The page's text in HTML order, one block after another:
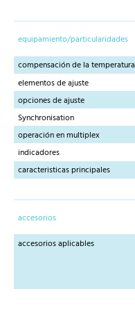
equipamiento/particularidades
compensación de la temperatura
elementos de ajuste
opciones de ajuste
Synchronisation
operación en multiplex
indicadores
caracteristicas principales
accesorios
accesorios aplicables